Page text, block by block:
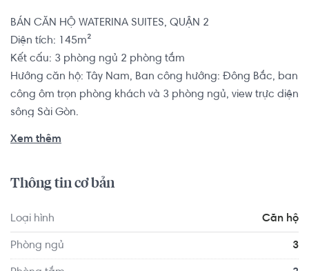
BÁN CĂN HỘ WATERINA SUITES, QUẬN 2
Diện tích: 145m²
Kết cấu: 3 phòng ngủ 2 phòng tắm
Hướng căn hộ: Tây Nam, Ban công hướng: Đông Bắc, ban
công ôm trọn phòng khách và 3 phòng ngủ, view trực diện
sông Sài Gòn.
là dự án căn hộ cao cấp của chủ đầu tư Thiên Đức phối
hợp với Maeda – tập đoàn xây dựng hàng đầu Nhật Bản.
Xem thêm
Thông tin cơ bản
Loại hình Căn hộ
Phòng ngủ 3